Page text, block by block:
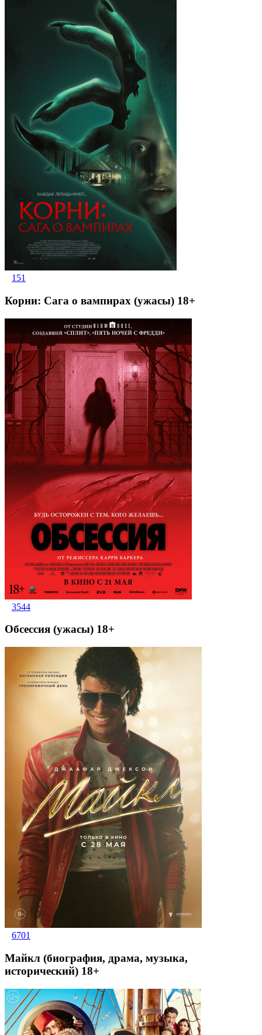
151
Корни: Сага о вампирах (ужасы) 18+
3544
Обсессия (ужасы) 18+
6701
Майкл (биография, драма, музыка,
исторический) 18+